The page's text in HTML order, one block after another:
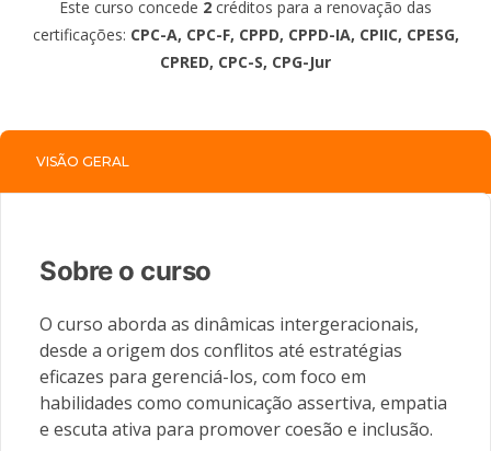
Este curso concede 2 créditos para a renovação das
certificações: CPC-A, CPC-F, CPPD, CPPD-IA, CPIIC, CPESG,
CPRED, CPC-S, CPG-Jur
VISÃO GERAL
Sobre o curso
O curso aborda as dinâmicas intergeracionais,
desde a origem dos conflitos até estratégias
eficazes para gerenciá-los, com foco em
habilidades como comunicação assertiva, empatia
e escuta ativa para promover coesão e inclusão.